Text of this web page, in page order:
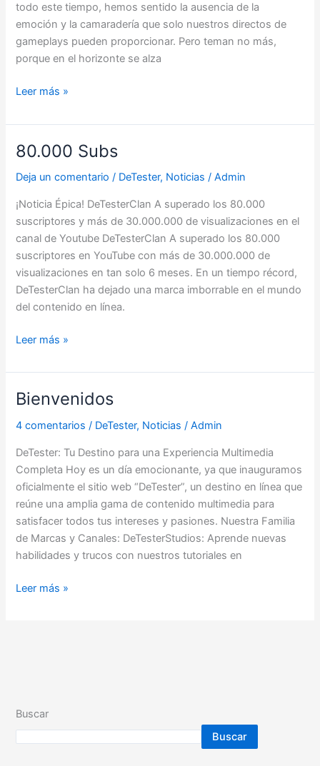
todo este tiempo, hemos sentido la ausencia de la
emoción y la camaradería que solo nuestros directos de
gameplays pueden proporcionar. Pero teman no más,
porque en el horizonte se alza
Leer más »
80.000 Subs
Deja un comentario / DeTester, Noticias /Admin
¡Noticia Épica! DeTesterClan A superado los 80.000
suscriptores y más de 30.000.000 de visualizaciones en el
canal de Youtube DeTesterClan A superado los 80.000
suscriptores en YouTube con más de 30.000.000 de
visualizaciones en tan solo 6 meses. En un tiempo récord,
DeTesterClan ha dejado una marca imborrable en el mundo
del contenido en línea.
80.000
Leer más »
Bienvenidos
4 comentarios / DeTester, Noticias /Admin
DeTester: Tu Destino para una Experiencia Multimedia
Completa Hoy es un día emocionante, ya que inauguramos
oficialmente el sitio web “DeTester”, un destino en línea que
reúne una amplia gama de contenido multimedia para
satisfacer todos tus intereses y pasiones. Nuestra Familia
de Marcas y Canales: DeTesterStudios: Aprende nuevas
habilidades y trucos con nuestros tutoriales en
Bienvenidos
Leer más »
Buscar
Buscar